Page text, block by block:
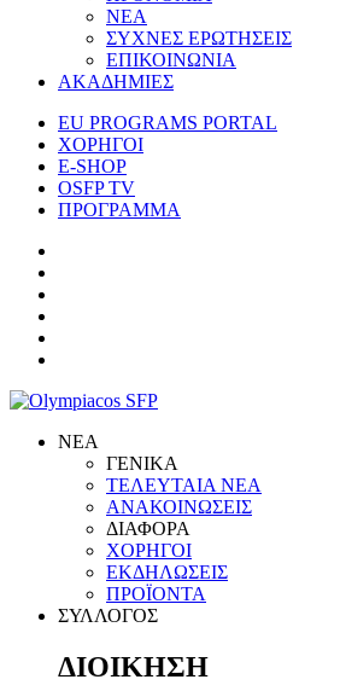
NEA
ΣΥΧΝΕΣ ΕΡΩΤΗΣΕΙΣ
ΕΠΙΚΟΙΝΩΝΙΑ
ΑΚΑΔΗΜΙΕΣ
EU PROGRAMS PORTAL
ΧΟΡΗΓΟΙ
E-SHOP
OSFP TV
ΠΡΟΓΡΑΜΜΑ
ΝΕΑ
ΓΕΝΙΚΑ
ΤΕΛΕΥΤΑΙΑ ΝΕΑ
ΑΝΑΚΟΙΝΩΣΕΙΣ
ΔΙΑΦΟΡΑ
ΧΟΡΗΓΟΙ
ΕΚΔΗΛΩΣΕΙΣ
ΠΡΟΪΟΝΤΑ
ΣΥΛΛΟΓΟΣ
ΔΙΟΙΚΗΣΗ